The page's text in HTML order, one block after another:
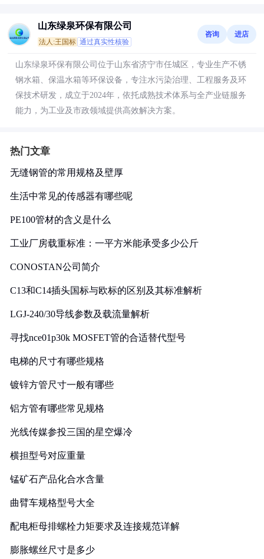
山东绿泉环保有限公司
法人:王国标 通过真实性核验
咨询 进店
山东绿泉环保有限公司位于山东省济宁市任城区，专业生产不锈
钢水箱、保温水箱等环保设备，专注水污染治理、工程服务及环
保技术研发，成立于2024年，依托成熟技术体系与全产业链服务
能力，为工业及市政领域提供高效解决方案。
热门文章
无缝钢管的常用规格及壁厚
生活中常见的传感器有哪些呢
PE100管材的含义是什么
工业厂房载重标准：一平方米能承受多少公斤
CONOSTAN公司简介
C13和C14插头国标与欧标的区别及其标准解析
LGJ-240/30导线参数及载流量解析
寻找nce01p30k MOSFET管的合适替代型号
电梯的尺寸有哪些规格
镀锌方管尺寸一般有哪些
铝方管有哪些常见规格
光线传媒参投三国的星空爆冷
横担型号对应重量
锰矿石产品化合水含量
曲臂车规格型号大全
配电柜母排螺栓力矩要求及连接规范详解
膨胀螺丝尺寸是多少